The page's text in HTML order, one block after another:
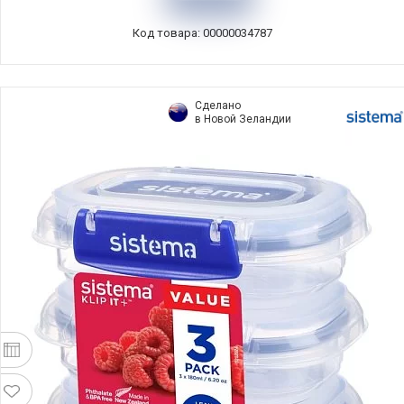
Код товара: 00000034787
Сделано
в Новой Зеландии